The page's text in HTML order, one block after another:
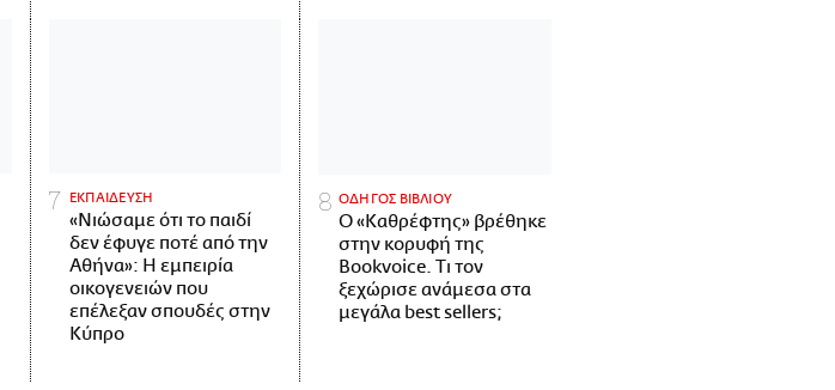
ΕΚΠΑΙΔΕΥΣΗ
«Νιώσαμε ότι το παιδί
δεν έφυγε ποτέ από την
Αθήνα»: Η εμπειρία
οικογενειών που
επέλεξαν σπουδές στην
Κύπρο
ΟΔΗΓΟΣ ΒΙΒΛΙΟΥ
Ο «Καθρέφτης» βρέθηκε
στην κορυφή της
Bookvoice. Τι τον
ξεχώρισε ανάμεσα στα
μεγάλα best sellers;